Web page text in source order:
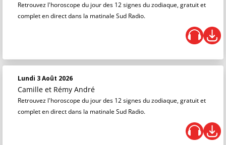
Retrouvez l'horoscope du jour des 12 signes du zodiaque, gratuit et
complet en direct dans la matinale Sud Radio.
Lundi 3 Août 2026
Camille et Rémy André
Retrouvez l'horoscope du jour des 12 signes du zodiaque, gratuit et
complet en direct dans la matinale Sud Radio.